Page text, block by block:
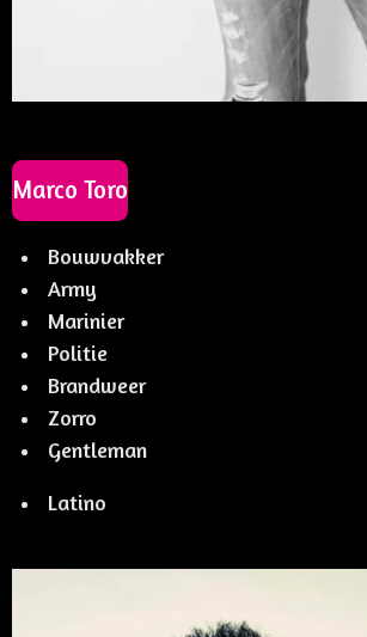
Marco Toro
Bouwvakker
Army
Marinier
Politie
Brandweer
Zorro
Gentleman
Latino